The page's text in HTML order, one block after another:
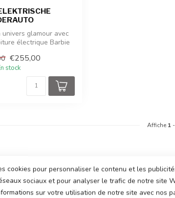
univers glamour avec
électrique Barbie
€255,00
stock
Affiche 1 -
cookies pour personnaliser le contenu et les
sociaux et pour analyser le trafic de notre site
sur votre utilisation de notre site avec nos